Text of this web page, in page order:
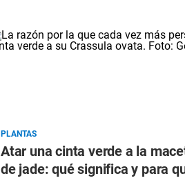
PLANTAS
Atar una cinta verde a la
de jade: qué significa y para